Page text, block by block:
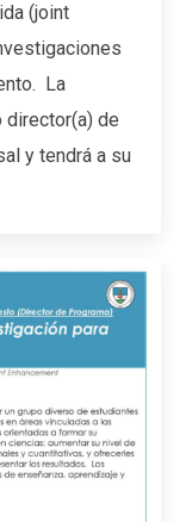
(joint
La
director(a) de
y tendrá a su